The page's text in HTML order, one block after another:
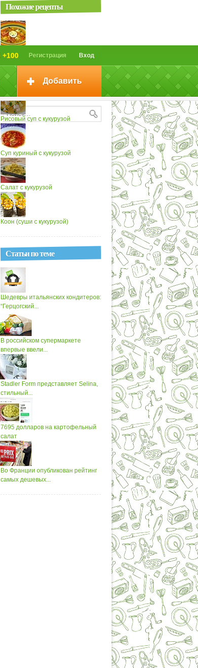
Вход
Регистрация
+100
Добавить
Похожие рецепты
корейка с кукурузой
Рисовый суп с кукурузой
Суп куриный с кукурузой
Салат с кукурузой
Коон (суши с кукурузой)
Статьи по теме
Шедевры итальянских кондитеров:
“Герцогский...
В российском супермаркете
впервые ввели...
Stadler Form представляет Selina,
стильный...
7695 долларов на картофельный
салат
Во Франции опубликован рейтинг
самых дешевых...